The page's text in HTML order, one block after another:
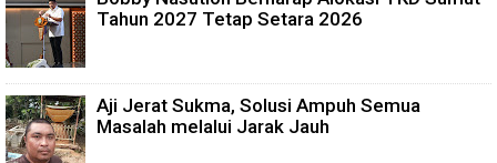
Tahun 2027 Tetap Setara 2026
Aji Jerat Sukma, Solusi Ampuh Semua
Masalah melalui Jarak Jauh